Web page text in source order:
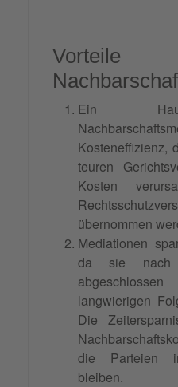
Ein
Kosteneffizienz,
teuren
Kosten
übernommen
Mediationen
da sie nach
langwierigen
Die
die Parteien
bleiben.